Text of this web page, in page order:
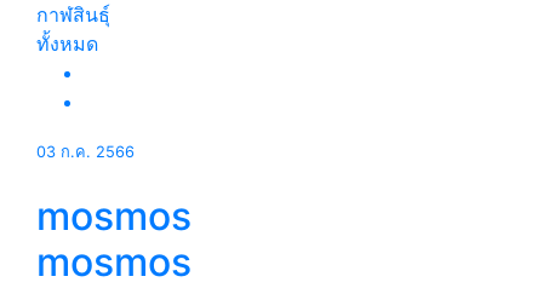
กาฬสินธุ์
ทั้งหมด
03 ก.ค. 2566
mosmos
mosmos